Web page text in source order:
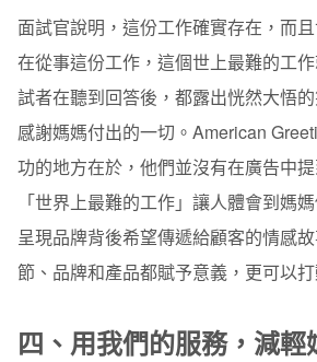
面試官說明，這份工作確實存在，而
在從事這份工作，這個世上最難的工
試者在聽到回答後，都露出恍然大悟
感謝媽媽付出的一切。American
功的地方在於，他們並沒有在廣告中
「世界上最難的工作」讓人體會到媽
呈現品牌背後希望傳遞給顧客的情感
節、品牌和產品都賦予意義，更可以打
四、用我們的服務，減輕